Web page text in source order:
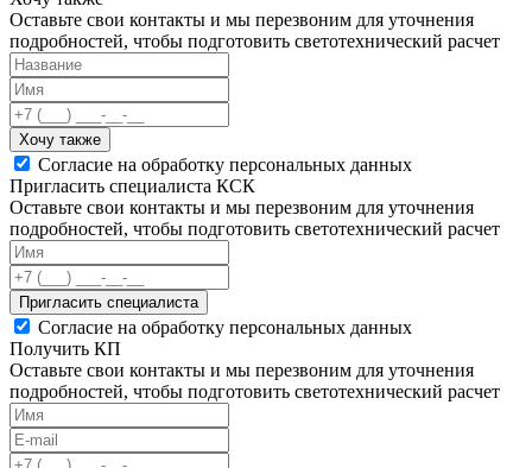
Оставьте свои контакты и мы перезвоним для уточнения
подробностей, чтобы подготовить светотехнический расчет
Хочу также
Согласие на обработку персональных данных
Пригласить специалиста КСК
Оставьте свои контакты и мы перезвоним для уточнения
подробностей, чтобы подготовить светотехнический расчет
Пригласить специалиста
Согласие на обработку персональных данных
Получить КП
Оставьте свои контакты и мы перезвоним для уточнения
подробностей, чтобы подготовить светотехнический расчет